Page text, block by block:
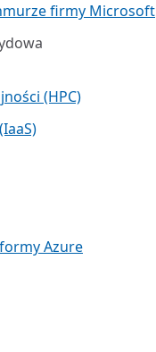
firmy Microsoft
(HPC)
Azure